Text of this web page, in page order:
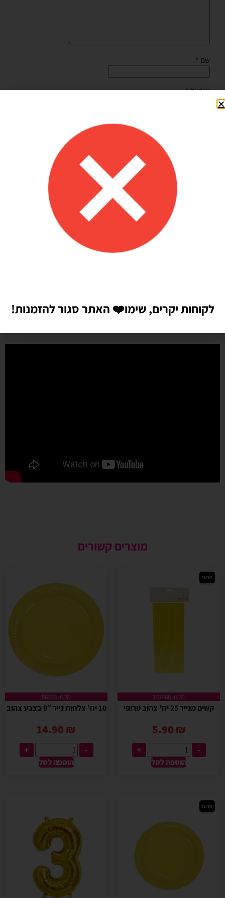
שם *
אימייל*
שמור בדפדפן זה את השם, האימייל והאתר שלי לפעם הבאה
Shilav Sayag
איכות מדהימה!
הזמנתי בלונים כדי לעצב קשת ליום הולדת של הבן שלי, המשלוח הגיע
מהר מהמצופה!! הכל באיכות מדהימה, בצבעים יפים בדיוק כמו שחשבתי
מוצרים קשורים
חדש!
מקט: 141466
קשים מנייר 25 יח' צהוב טרופי
5.90 ₪
-
+
הוספה לסל
מקט: 56333
10 יח’ צלחות נייר 9″ בצבע צהוב
14.90 ₪
-
+
הוספה לסל
חדש!
לקוחות יקרים, שימו❤️ האתר סגור להזמנות!